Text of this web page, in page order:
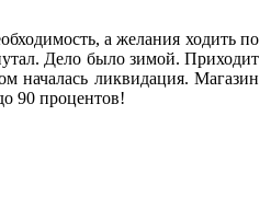
а желания ходить по
Дело было зимой. Приходит
началась ликвидация. Магазин
90 процентов!